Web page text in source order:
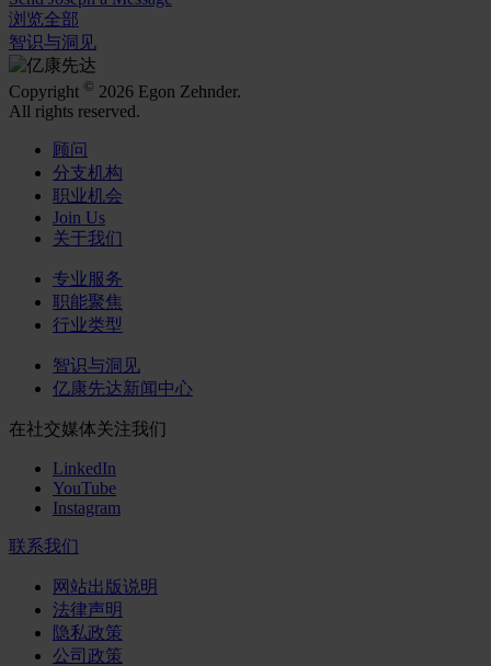
浏览全部
智识与洞见
Copyright © 2026 Egon Zehnder.
All rights reserved.
顾问
分支机构
职业机会
Join Us
关于我们
专业服务
职能聚焦
行业类型
智识与洞见
亿康先达新闻中心
在社交媒体关注我们
LinkedIn
YouTube
Instagram
联系我们
网站出版说明
法律声明
隐私政策
公司政策